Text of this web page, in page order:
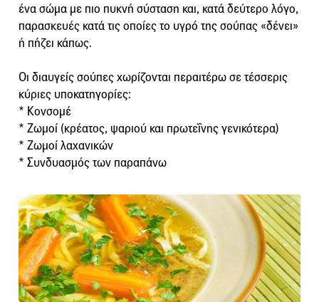
ένα σώμα με πιο πυκνή σύσταση και, κατά δεύτερο λόγο,
παρασκευές κατά τις οποίες το υγρό της σούπας «δένει»
ή πήζει κάπως.
Οι διαυγείς σούπες χωρίζονται περαιτέρω σε τέσσερις
κύριες υποκατηγορίες:
* Κονσομέ
* Ζωμοί (κρέατος, ψαριού και πρωτεΐνης γενικότερα)
* Ζωμοί λαχανικών
* Συνδυασμός των παραπάνω